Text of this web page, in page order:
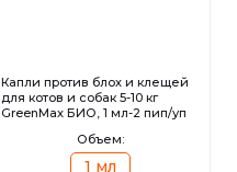
Капли против блох и клещей
для котов и собак 5-10 кг
GreenMax БИО, 1 мл-2 пип/уп
Объем:
1 мл